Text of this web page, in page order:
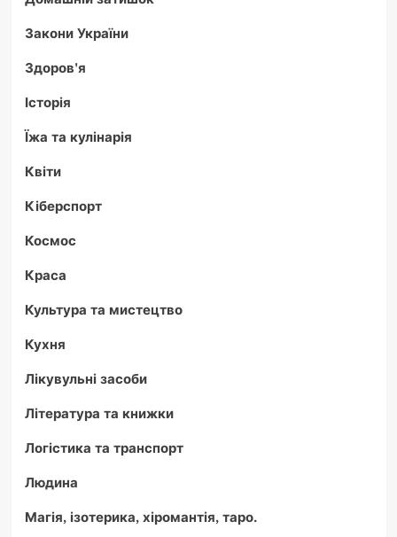
Закони України
Здоров'я
Історія
Їжа та кулінарія
Квіти
Кіберспорт
Космос
Краса
Культура та мистецтво
Кухня
Лікувульні засоби
Література та книжки
Логістика та транспорт
Людина
Магія, ізотерика, хіромантія, таро.